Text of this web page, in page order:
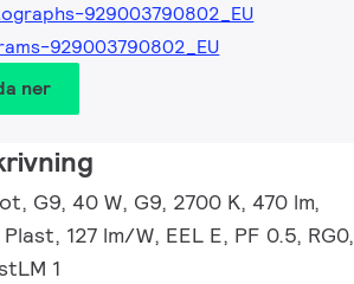
929003790802_EU
929003790802_EU
ner
G9, 40 W, G9, 2700 K, 470 lm,
127 lm/W, EEL E, PF 0.5, RG0,
1